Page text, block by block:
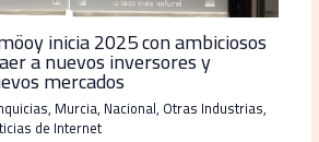
inicia 2025 con ambiciosos
a nuevos inversores y
mercados
, Murcia, Nacional, Otras Industrias,
de Internet